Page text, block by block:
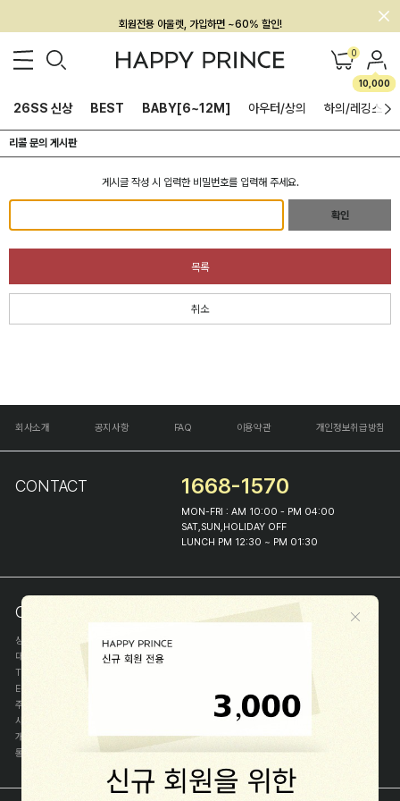
회원전용 아울렛, 가입하면 ~60% 할인!
멤버십 최대 28,000원 혜택 0
10,000
26SS 신상 BEST BABY[6~12M] 아우터/상의 하의/레깅스
리콜 문의 게시판
게시글 작성 시 입력한 비밀번호를 입력해 주세요.
확인
목록
취소
회사소개 공지사항 FAQ 이용약관 개인정보취급방침
CONTACT 1668-1570
MON-FRI : AM 10:00 - PM 04:00
SAT,SUN,HOLIDAY OFF
LUNCH PM 12:30 ~ PM 01:30
COMPANY INFO
상호
(주)해피프린스
대표
이화진
TEL
E-MAIL
주소
사업자등록번호
개인정보관리자
이화진
통신판매신고번호
제 2018-서울종로-1384 호[사업자정보확인]